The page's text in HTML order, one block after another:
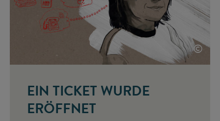
©
EIN TICKET WURDE
ERÖFFNET